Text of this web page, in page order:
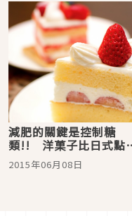
減肥的關鍵是控制糖
類!! 洋菓子比日式點
更好是真的嗎!?
2015年06月08日